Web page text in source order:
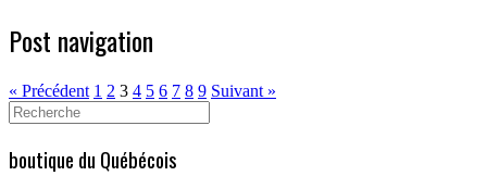
Post navigation
« Précédent 1 2 3 4 5 6 7 8 9 Suivant »
Search
for:
boutique du Québécois